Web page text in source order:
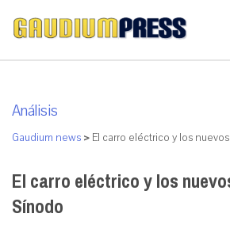
Análisis
Gaudium news > El carro eléctrico y los
El carro eléctrico y los
Sínodo